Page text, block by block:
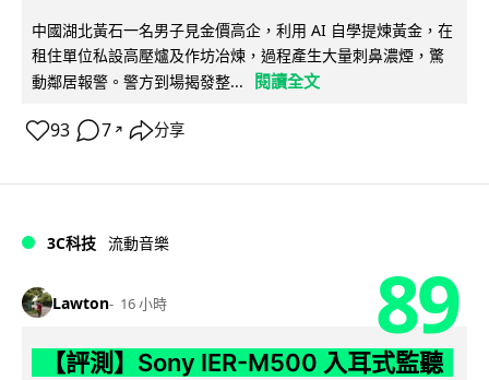
中國湖北黃石一名男子見金價高企，利用 AI 自學提煉黃金，在
租住單位私設高壓爐及作坊冶煉，過程產生大量刺鼻濃煙，驚
動鄰居報警。警方到場揭發整...
閱讀全文
93 7 ↗ 分享
3C科技 流動音樂
Lawton 16 小時 89
【評測】Sony IER-M500 入耳式監聽